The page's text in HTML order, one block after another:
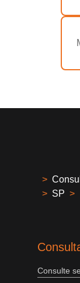
>
> SP >
Consulte